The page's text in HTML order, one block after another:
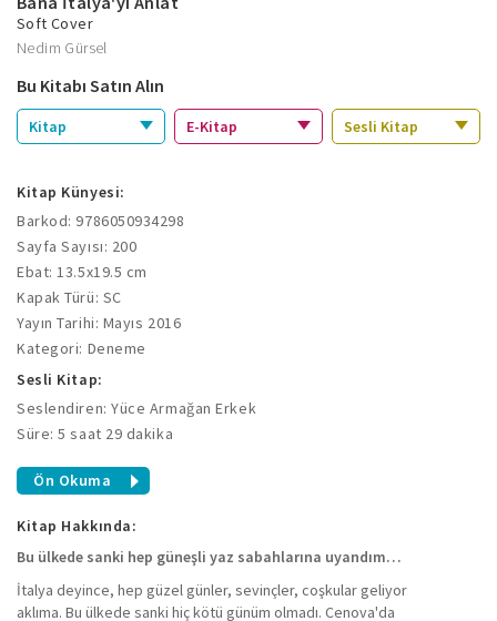
Soft Cover
Nedim Gürsel
Bu Kitabı Satın Alın
Kitap E-Kitap Sesli Kitap
Kitap Künyesi:
Barkod: 9786050934298
Sayfa Sayısı: 200
Ebat: 13.5x19.5 cm
Kapak Türü: SC
Yayın Tarihi: Mayıs 2016
Kategori: Deneme
Sesli Kitap:
Seslendiren: Yüce Armağan Erkek
Süre: 5 saat 29 dakika
Ön Okuma
Kitap Hakkında:
Bu ülkede sanki hep güneşli yaz sabahlarına uyandım…
İtalya deyince, hep güzel günler, sevinçler, coşkular geliyor
aklıma. Bu ülkede sanki hiç kötü günüm olmadı. Cenova'da